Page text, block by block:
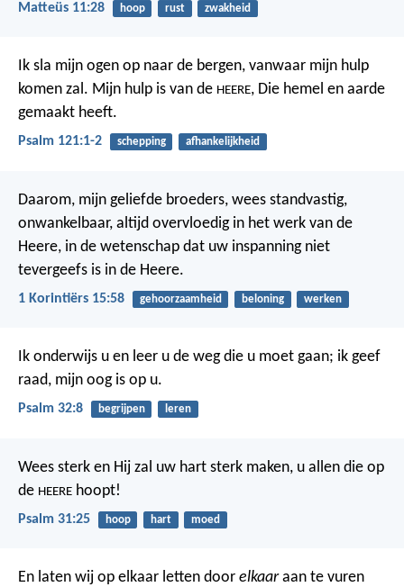
Matteüs 11:28 hoop rust zwakheid
Ik sla mijn ogen op naar de bergen, vanwaar mijn hulp
komen zal. Mijn hulp is van de HEERE, Die hemel en aarde
gemaakt heeft.
Psalm 121:1-2 schepping afhankelijkheid
Daarom, mijn geliefde broeders, wees standvastig,
onwankelbaar, altijd overvloedig in het werk van de
Heere, in de wetenschap dat uw inspanning niet
tevergeefs is in de Heere.
1 Korintiërs 15:58 gehoorzaamheid beloning werken
Ik onderwijs u en leer u de weg die u moet gaan; ik geef
raad, mijn oog is op u.
Psalm 32:8 begrijpen leren
Wees sterk en Hij zal uw hart sterk maken, u allen die op
de HEERE hoopt!
Psalm 31:25 hoop hart moed
En laten wij op elkaar letten door elkaaraan te vuren